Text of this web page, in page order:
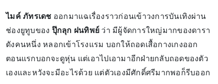
ไมค์ ภัทรเดช ออกมาแฉเรื่องราวก่อนเข้าวงการบันเทิงผ่าน
ช่องยูทูบของ ปุ๊กลุก ฝนทิพย์ ว่า มีผู้จัดการใหญ่มากของดารา
ดังคนหนึ่ง หลอกเข้าโรงแรม บอกให้ถอดเสื้อกางเกงออก
ตอนแรกบอกจะดูหุ่น แต่เอาไปเอามาอีกฝ่ายกลับถอดของตัว
เองและหวังจะมีอะไรด้วย แต่ตัวเองมีศักดิ์ศรีมากพอก็รีบออก